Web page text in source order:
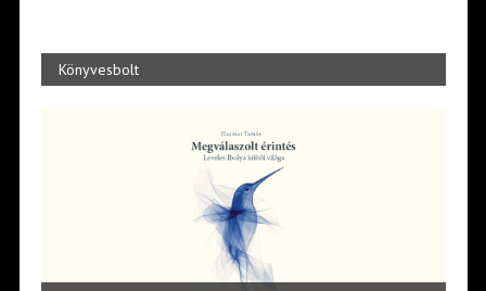
Könyvesbolt